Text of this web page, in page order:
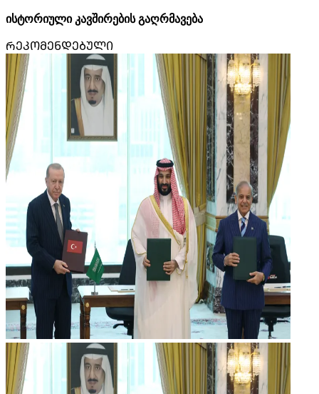
ისტორიული კავშირების გაღრმავება
ᲠᲔᲙᲝᲛᲔᲜᲓᲔᲑᲣᲚᲘ